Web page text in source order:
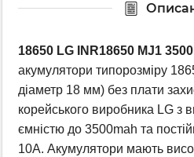
18650 LG INR18650 MJ1
акумулятори типорозміру
діаметр 18 мм) без плати
корейського виробника LG з
ємністю до 3500mah та
10А. Акумулятори мають